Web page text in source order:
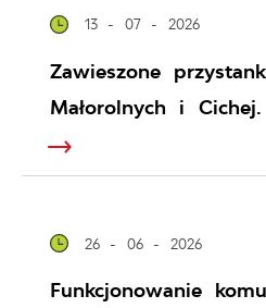
13 - 07 - 2026
Zawieszone
Małorolnych i Cichej.
26 - 06 - 2026
Funkcjonowanie